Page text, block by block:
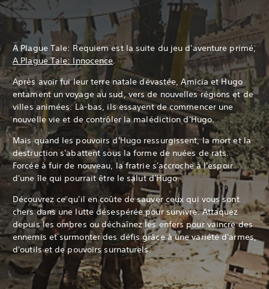
A Plague Tale: Requiem est la suite du jeu d'aventure primé,
A Plague Tale: Innocence.
Après avoir fui leur terre natale dévastée, Amicia et Hugo
entament un voyage au sud, vers de nouvelles régions et de
villes animées. Là-bas, ils essayent de commencer une
nouvelle vie et de contrôler la malédiction d'Hugo.
Mais quand les pouvoirs d'Hugo ressurgissent, la mort et la
destruction s'abattent sous la forme de nuées de rats.
Forcée à fuir de nouveau, la fratrie s'accroche à l'espoir
d'une île qui pourrait être le salut d'Hugo.
Découvrez ce qu'il en coûte de sauver ceux qui vous sont
chers dans une lutte désespérée pour survivre. Attaquez
depuis les ombres ou déchaînez les enfers pour vaincre des
ennemis et surmonter des défis grâce à une variété d'armes,
d'outils et de pouvoirs surnaturels.